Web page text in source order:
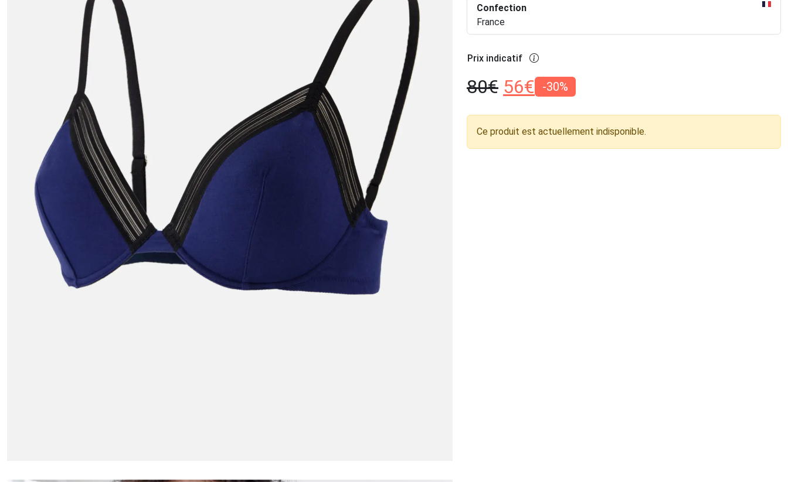
Confection
France
Prix indicatif
80€ 56€ -30%
Ce produit est actuellement indisponible.